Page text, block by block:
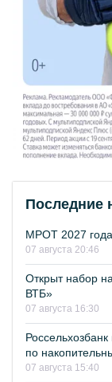
Последние
МРОТ 2027
07 августа 20:46
Открыт набор
ВТБ»
07 августа 16:30
по
07 августа 15:40